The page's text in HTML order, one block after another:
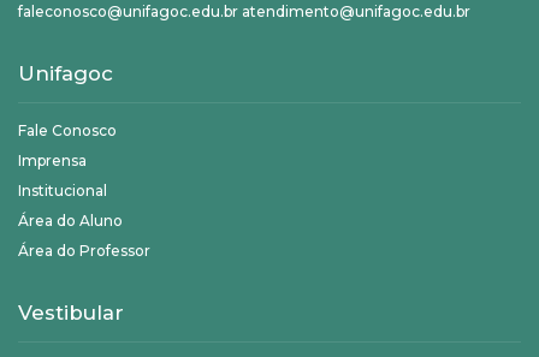
faleconosco@unifagoc.edu.br atendimento@unifagoc.edu.br
Unifagoc
Fale Conosco
Imprensa
Institucional
Área do Aluno
Área do Professor
Vestibular